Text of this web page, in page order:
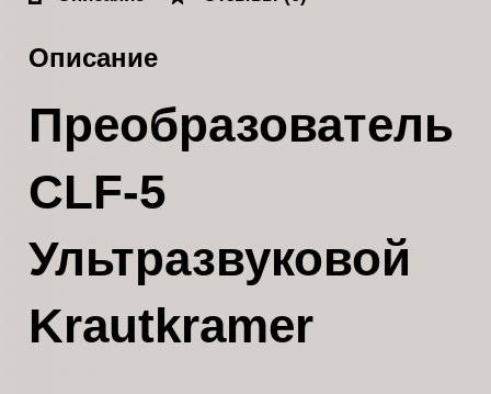
Описание
Преобразователь
CLF-5
Ультразвуковой
Krautkramer